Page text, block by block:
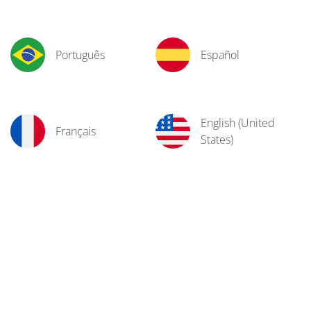
Português Español
Français
English (United
States)